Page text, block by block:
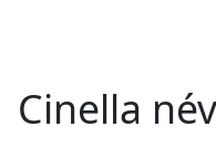
Cinella